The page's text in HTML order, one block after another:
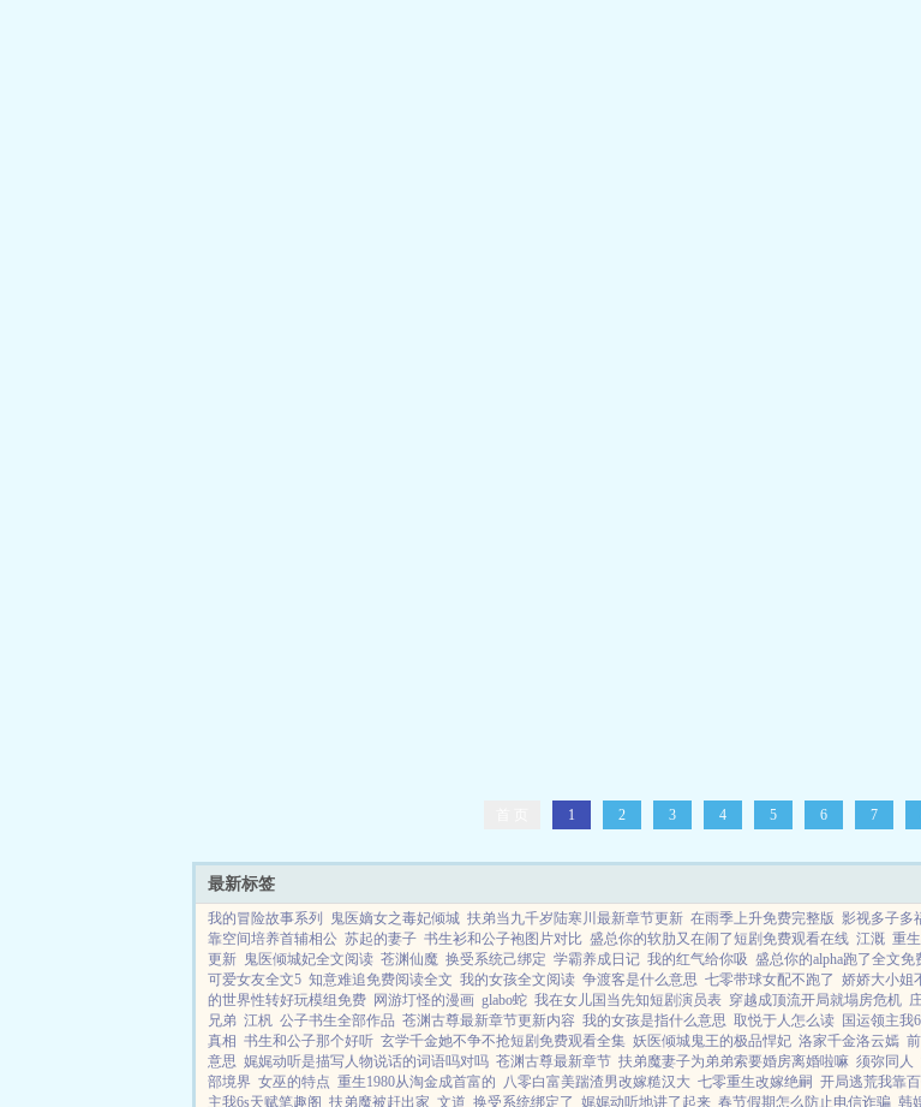
1 2 3 4 5 6 7
最新标签
我的冒险故事系列 鬼医嫡女之毒妃倾城 扶弟当九千岁陆寒川最新章节更新 在雨季上升免费完整版 影视多子多
靠空间培养首辅相公 苏起的妻子 书生衫和公子袍图片对比 盛总你的软肋又在闹了短剧免费观看在线 江溉 重
更新 鬼医倾城妃全文阅读 苍渊仙魔 换受系统己绑定 学霸养成日记 我的红气给你吸 盛总你的alpha跑了全文免
可爱女友全文5 知意难追免费阅读全文 我的女孩全文阅读 争渡客是什么意思 七零带球女配不跑了 娇娇大小姐
的世界性转好玩模组免费 网游圢怪的漫画 glabo蛇 我在女儿国当先知短剧演员表 穿越成顶流开局就塌房危机
兄弟 江杋 公子书生全部作品 苍渊古尊最新章节更新内容 我的女孩是指什么意思 取悦于人怎么读 国运领主我
真相 书生和公子那个好听 玄学千金她不争不抢短剧免费观看全集 妖医倾城鬼王的极品悍妃 洛家千金洛云嫣
意思 娓娓动听是描写人物说话的词语吗对吗 苍渊古尊最新章节 扶弟魔妻子为弟弟索要婚房离婚啦嘛 须弥同人
部境界 女巫的特点 重生1980从淘金成首富的 八零白富美踹渣男改嫁糙汉大 七零重生改嫁绝嗣 开局逃荒我靠
主我6s天赋笔趣阁 扶弟魔被赶出家 文道 换受系统绑定了 娓娓动听地讲了起来 春节假期怎么防止电信诈骗 韩